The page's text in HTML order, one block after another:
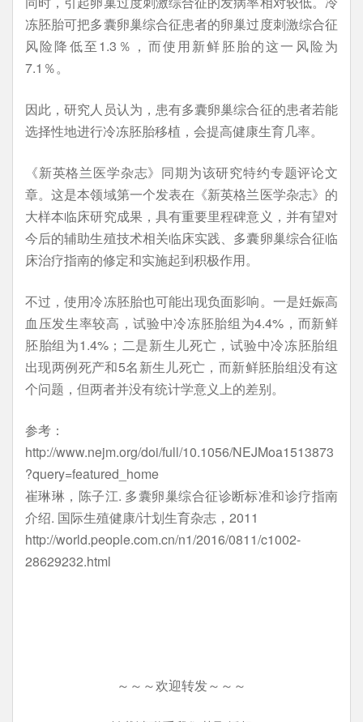
冻胚胎可把多囊卵巢综合征患者的卵巢过度刺激综合征
风险降低至1.3％，而使用新鲜胚胎的这一风险为
7.1％。
因此，研究人员认为，患有多囊卵巢综合征的患者若能
选择性地进行冷冻胚胎移植，会提高健康生育几率。
《新英格兰医学杂志》同期为该研究特约专题评论文
章。这是本领域第一个发表在《新英格兰医学杂志》的
大样本临床研究成果，具有重要里程碑意义，并有望对
今后的辅助生殖技术相关临床实践、多囊卵巢综合征临
床治疗指南的修定和实施起到积极作用。
不过，使用冷冻胚胎也可能出现负面影响。一是妊娠高
血压发生率较高，试验中冷冻胚胎组为4.4%，而新鲜
胚胎组为1.4%；二是新生儿死亡，试验中冷冻胚胎组
出现两例死产和5名新生儿死亡，而新鲜胚胎组没有这
个问题，但两者并没有统计学意义上的差别。
参考：
http://www.nejm.org/doi/full/10.1056/NEJMoa1513873
?query=featured_home
崔琳琳，陈子江. 多囊卵巢综合征诊断标准和诊疗指南
介绍. 国际生殖健康/计划生育杂志，2011
http://world.people.com.cn/n1/2016/0811/c1002-
28629232.html
～～～欢迎转发～～～